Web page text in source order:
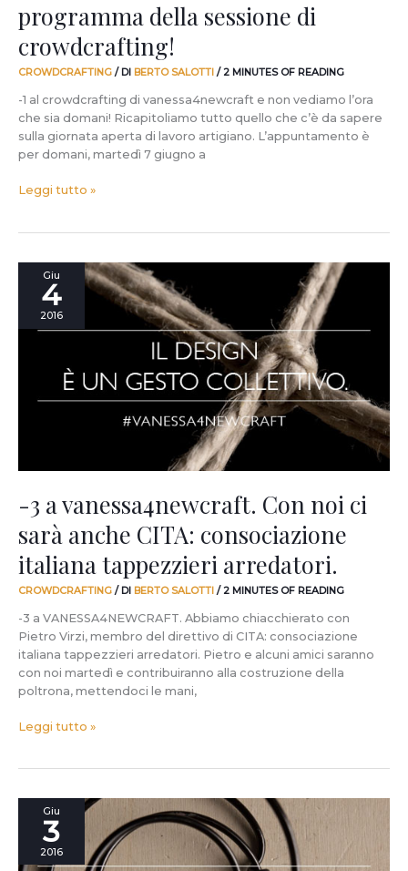
programma della sessione di
crowdcrafting!
CROWDCRAFTING / DI BERTO SALOTTI /2 MINUTES OF READING
-1 al crowdcrafting di vanessa4newcraft e non vediamo l’ora
che sia domani! Ricapitoliamo tutto quello che c’è da sapere
sulla giornata aperta di lavoro artigiano. L’appuntamento è
per domani, martedì 7 giugno a
Leggi tutto »
Giu
4
2016
-3 a vanessa4newcraft. Con noi ci
sarà anche CITA: consociazione
italiana tappezzieri arredatori.
CROWDCRAFTING / DI BERTO SALOTTI /2 MINUTES OF READING
-3 a VANESSA4NEWCRAFT. Abbiamo chiacchierato con
Pietro Virzi, membro del direttivo di CITA: consociazione
italiana tappezzieri arredatori. Pietro e alcuni amici saranno
con noi martedì e contribuiranno alla costruzione della
poltrona, mettendoci le mani,
vanessa4newcraft.
anche
tappezzieri
Leggi tutto »
Giu
3
2016
mondo